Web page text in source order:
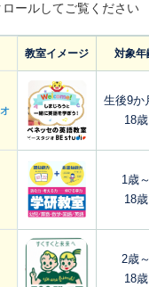
ールしてご覧ください
教室イメージ 対象年
生後9か
18歳
1歳～
18歳
2歳～
18歳